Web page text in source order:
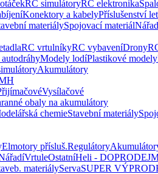
RC simulátoryRC elektronika
Konektory a kabelyPříslušenství
materiálySpojovací materiál
RC vrtulníkyRC vybaveníDrony
Modely lodíPlastikové modely
Akumulátory
Vysílačové
obaly na akumulátory
chemieStavební materiály
Elmotory přísluš.Regulátory
VrtuleOstatníHeli - DOPRODEJ
materiályServaSUPER